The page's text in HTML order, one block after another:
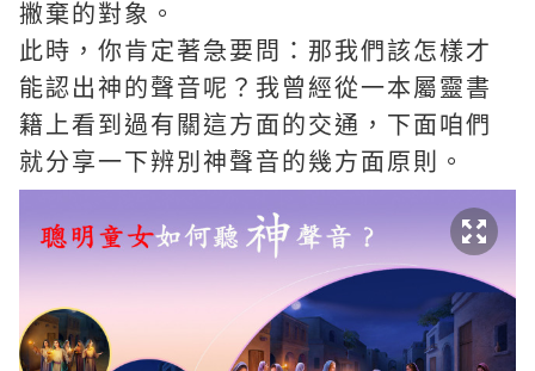
撇棄的對象。
此時，你肯定著急要問：那我們該怎樣才
能認出神的聲音呢？我曾經從一本屬靈書
籍上看到過有關這方面的交通，下面咱們
就分享一下辨別神聲音的幾方面原則。